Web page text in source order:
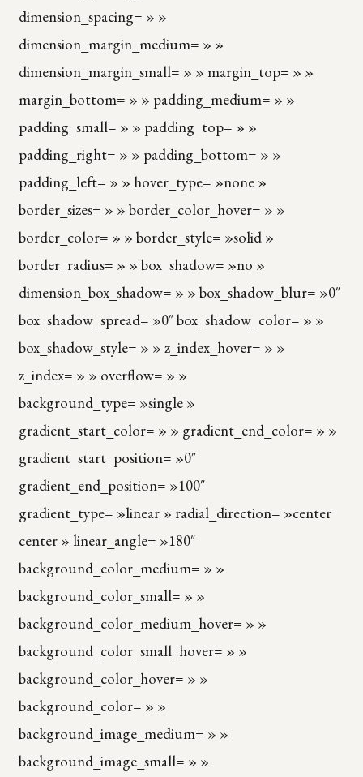
dimension_spacing= » »
dimension_margin_medium= » »
dimension_margin_small= » » margin_top= » »
margin_bottom= » » padding_medium= » »
padding_small= » » padding_top= » »
padding_right= » » padding_bottom= » »
padding_left= » » hover_type= »none »
border_sizes= » » border_color_hover= » »
border_color= » » border_style= »solid »
border_radius= » » box_shadow= »no »
dimension_box_shadow= » » box_shadow_blur= »0″
box_shadow_spread= »0″ box_shadow_color= » »
box_shadow_style= » » z_index_hover= » »
z_index= » » overflow= » »
background_type= »single »
gradient_start_color= » » gradient_end_color= » »
gradient_start_position= »0″
gradient_end_position= »100″
gradient_type= »linear » radial_direction= »center
center » linear_angle= »180″
background_color_medium= » »
background_color_small= » »
background_color_medium_hover= » »
background_color_small_hover= » »
background_color_hover= » »
background_color= » »
background_image_medium= » »
background_image_small= » »